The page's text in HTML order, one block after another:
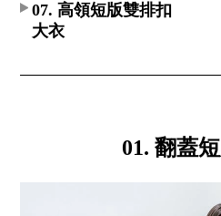
07. 高領短版雙排扣
大衣
01. 翻蓋